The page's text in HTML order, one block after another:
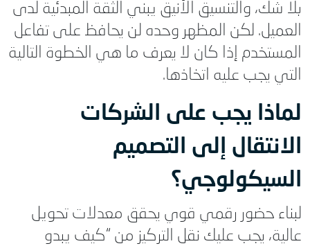
بلا شك، والتنسيق الأنيق يبني الثقة المبدئية لدى
العميل. لكن المظهر وحده لن يحافظ على تفاعل
المستخدم إذا كان لا يعرف ما هي الخطوة التالية
التي يجب عليه اتخاذها.
لماذا يجب على الشركات
الانتقال إلى التصميم
السيكولوجي؟
لبناء حضور رقمي قوي يحقق معدلات تحويل
عالية، يجب عليك نقل التركيز من “كيف يبدو